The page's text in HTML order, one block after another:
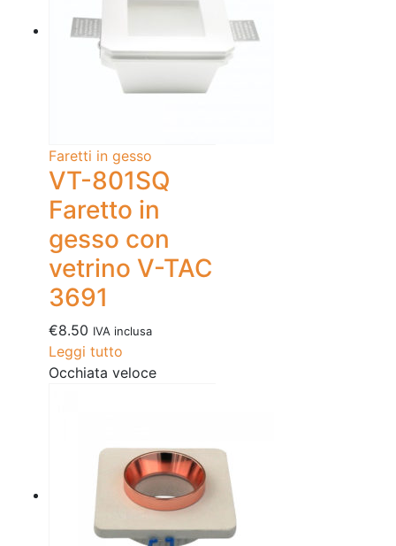
Faretti in gesso
VT-801SQ
Faretto in
gesso con
vetrino V-TAC
3691
€8.50 IVA inclusa
Leggi tutto
Occhiata veloce